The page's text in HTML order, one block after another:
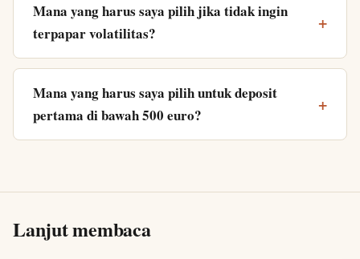
Mana yang harus saya pilih jika tidak ingin
terpapar volatilitas?
Mana yang harus saya pilih untuk deposit
pertama di bawah 500 euro?
Lanjut membaca